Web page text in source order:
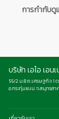
การกำกับดู
บริษัท เอไอ เอน
55/2 ม.8 ถ.เศรษฐกิจ 1
อ.กระทุ่มแบน จ.สมุทรสา